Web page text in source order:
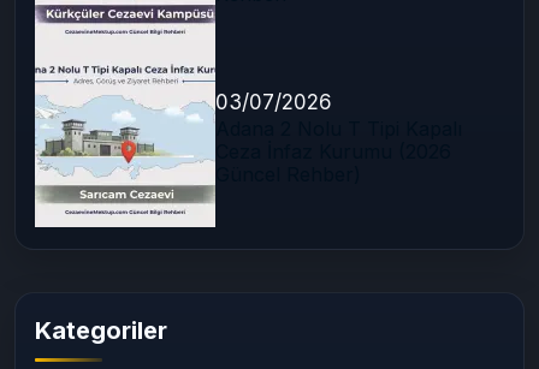
03/07/2026
Kategoriler